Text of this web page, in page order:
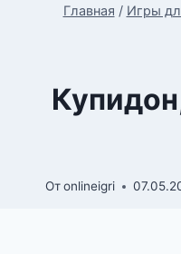
Главная / Игры
Отonlineigri